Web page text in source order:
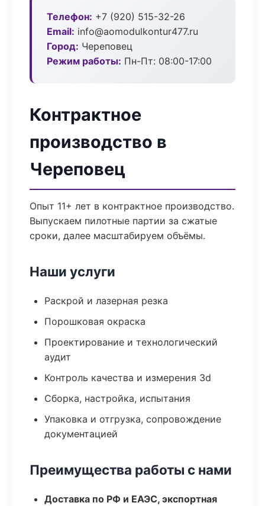
Телефон: +7 (920) 515-32-26
Email: info@aomodulkontur477.ru
Город: Череповец
Режим работы: Пн-Пт: 08:00-17:00
Контрактное
производство в
Череповец
Опыт 11+ лет в контрактное производство.
Выпускаем пилотные партии за сжатые
сроки, далее масштабируем объёмы.
Наши услуги
Раскрой и лазерная резка
Порошковая окраска
Проектирование и технологический
аудит
Контроль качества и измерения 3d
Сборка, настройка, испытания
Упаковка и отгрузка, сопровождение
документацией
Преимущества работы с нами
Доставка по РФ и ЕАЭС, экспортная